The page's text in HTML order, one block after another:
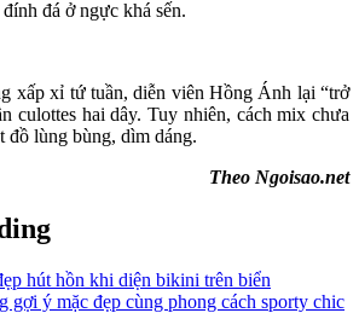
đá ở ngực khá sến.
xấp xỉ tứ tuần, diễn viên Hồng Ánh lại “trở
culottes hai dây. Tuy nhiên, cách mix chưa
đồ lùng bùng, dìm dáng.
Theo Ngoisao.net
hút hồn khi diện bikini trên biển
gợi ý mặc đẹp cùng phong cách sporty chic